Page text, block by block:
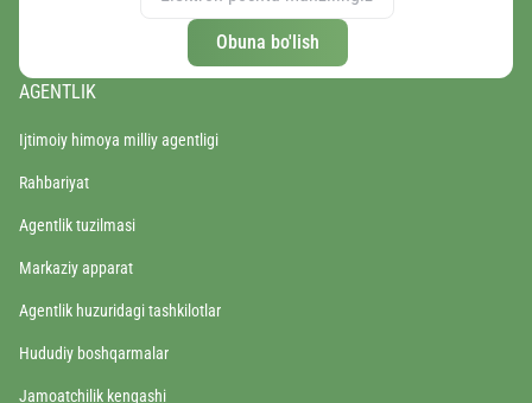
Obuna bo'lish
AGENTLIK
Ijtimoiy himoya milliy agentligi
Rahbariyat
Agentlik tuzilmasi
Markaziy apparat
Agentlik huzuridagi tashkilotlar
Hududiy boshqarmalar
Jamoatchilik kengashi